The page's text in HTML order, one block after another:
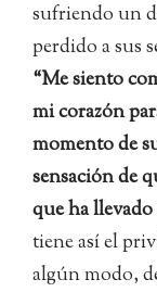
sufriendo un
perdido a sus
“Me siento
mi corazón
momento de
sensación de
que ha
tiene así el
algún modo,